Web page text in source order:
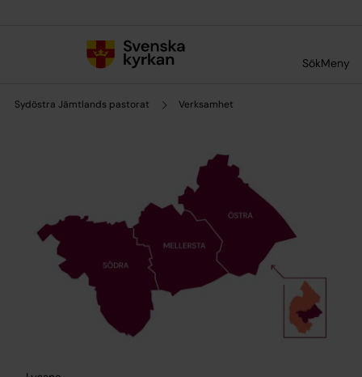
SökMeny
Sydöstra Jämtlands pastorat Verksamhet